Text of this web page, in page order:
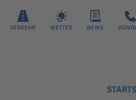
VERKEHR WETTER NEWS